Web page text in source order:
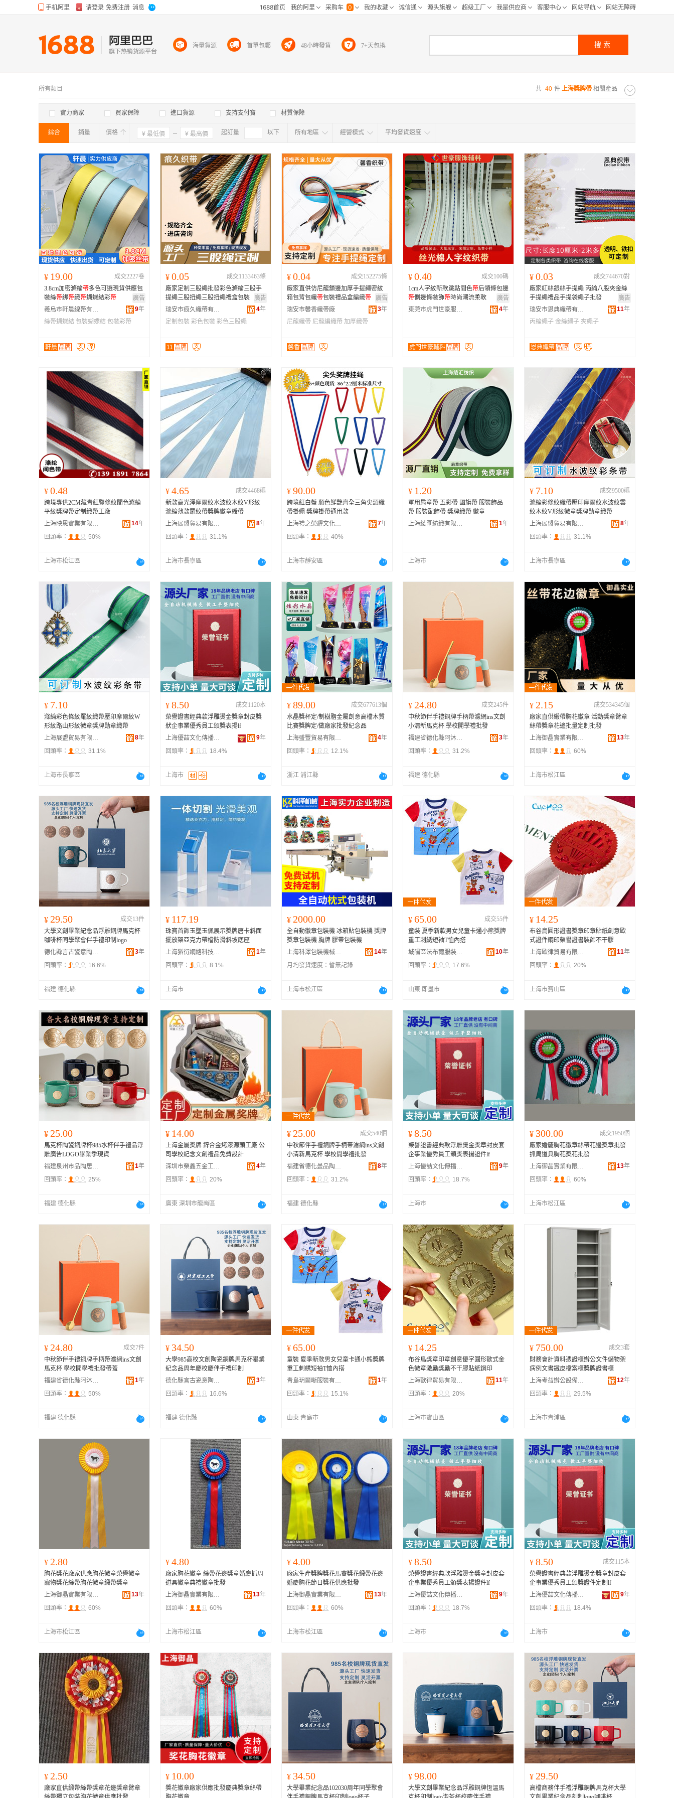
共 40 件 上海獎牌帶 相關產品
所有類目
實力商家 買家保障 進口貨源 支持支付寶 材質保障
綜合 銷量 價格 確定 起訂量 以下
確定 所有地區
所有地区 采购距离:
江浙沪 华中区 华北区
海外 北京 天津 重庆
广东 浙江 山东 河北
福建 安徽 广西
山西 海南 吉林 黑龙江
青海
贵州 西藏 澳门 台湾
經營模式 平均發貨速度
¥ 19.00
成交2227卷
3.8cm加密滌綸帶多色可選現貨供應包
裝絲帶綁帶織帶蝴蝶結彩帶
廣告
義烏市軒晨線帶有限公司
9年
絲帶蝴蝶結 包裝蝴蝶結 包裝彩帶
軒晨 品牌
¥ 0.05
成交1133463條
廠家定制三股繩批發彩色滌綸三股手
提繩三股扭繩三股扭繩禮盒包裝
廣告
瑞安市痕久織帶有限公司
4年
定制包裝 彩色包裝 彩色三股繩
11 品牌
¥ 0.04
成交152275條
廠家直供仿尼龍鎖邊加厚手提繩密紋
箱包背包織帶包裝禮品盒編織帶
廣告
瑞安市馨香織帶廠
3年
尼龍織帶 尼龍編織帶 加厚織帶
馨香 品牌
¥ 0.40
成交100碼
1cm人字紋新款跳點間色帶后領條包邊
帶側邊條裝飾帶時尚潮流柔軟
廣告
東莞市虎門世豪服裝輔料商行
4年
虎門世豪輔料 品牌
¥ 0.03
成交744670對
廠家紅絲銀絲手提繩 丙綸八股夾金絲
手提繩禮品手提袋繩子批發
廣告
瑞安市恩典織帶有限公司
11年
丙綸繩子 金絲繩子 夾繩子
恩典織帶 品牌
¥ 0.48
跨境專供2CM藏青紅豎條紋間色滌綸
平紋獎牌帶定制織帶工廠
上海映恩實業有限公司
14年
回頭率：
50%
上海市松江區
¥ 4.65
成交4468碼
新款高光澤摩爾紋水波紋木紋V形紋
滌綸薄款羅紋帶獎牌徽章綬帶
上海展盟貿易有限公司
8年
回頭率：
31.1%
上海市長寧區
¥ 90.00
跨境紅白藍 顏色鮮艷齊全三角尖頭織
帶掛繩 獎牌掛帶通用款
上海禮之榮耀文化創意有限公司
7年
回頭率：
40%
上海市靜安區
¥ 1.20
軍用肩章帶 五彩帶 國旗帶 服裝飾品
帶 服裝配飾帶 獎牌織帶 徽章
上海綾匯紡織有限公司
1年
上海市
¥ 7.10
成交9500碼
滌綸彩條紋織帶壓印摩爾紋水波紋雲
紋木紋V形紋徽章獎牌勛章織帶
上海展盟貿易有限公司
8年
回頭率：
31.1%
上海市長寧區
¥ 7.10
滌綸彩色條紋羅紋織帶壓印摩爾紋W
形紋路山形紋徽章獎牌勛章織帶
上海展盟貿易有限公司
8年
回頭率：
31.1%
上海市長寧區
¥ 8.50
成交1120本
榮譽證書經典款浮雕燙金獎章封皮獎
狀企事業優秀員工頒獎表揚lf
上海優喆文化傳播有限公司
9年
回頭率：
18.4%
上海市
¥ 89.00
成交677613個
水晶獎杯定/制樹脂金屬創意高檔木質
比賽獎牌定/做廠家批發紀念品
上海盛豐貿易有限公司
4年
回頭率：
12.1%
浙江 浦江縣
¥ 24.80
成交245件
中秋節伴手禮銅牌手柄帶濾網ins文創
小清新馬克杯 學校開學禮批發
福建省德化縣阿沐陶瓷有限公司
3年
回頭率：
31.2%
福建 德化縣
¥ 2.15
成交534345個
廠家直供緞帶胸花徽章 活動獎章臂章
絲帶獎章花邊批量定制批發
上海御晶實業有限公司
13年
回頭率：
60%
上海市松江區
¥ 29.50
成交13件
大學文創畢業紀念品浮雕銅牌馬克杯
咖啡杯同學聚會伴手禮印制logo
德化縣言古瓷意陶瓷廠
3年
回頭率：
16.6%
福建 德化縣
¥ 117.19
珠寶首飾玉墜玉佩展示獎牌唐卡斜面
擺放架亞克力帶檔防滑斜坡底座
上海猶衍網絡科技有限公司
1年
回頭率：
8.1%
上海市
¥ 2000.00
全自動徽章包裝機 冰箱貼包裝機 獎牌
獎章包裝機 胸牌 膠帶包裝機
上海科澤包裝機械有限公司
14年
月均發貨速度： 暫無記錄
上海市松江區
¥ 65.00
成交55件
童裝 夏季新款男女兒童卡通小熊獎牌
重工刺綉短袖T恤內搭
城陽區法布爾服裝設計工作室
10年
回頭率：
17.6%
山東 即墨市
¥ 14.25
布谷鳥圓形證書獎章印章貼紙創意歐
式證件鋼印榮譽證書裝飾不干膠
上海歐律貿易有限公司
11年
回頭率：
20%
上海市寶山區
¥ 25.00
馬克杯陶瓷銅牌杯985水杯伴手禮品浮
雕廣告LOGO畢業季現貨
福建泉州市品陶居陶瓷有限公司
1年
回頭率：
25%
福建 德化縣
¥ 14.00
上海金屬獎牌 鋅合金烤漆源頭工廠 公
司學校紀念文創禮品免費設計
深圳市榮鑫五金工藝品有限公司
4年
回頭率：
20%
廣東 深圳市龍崗區
¥ 25.00
成交540個
中秋節伴手禮銅牌手柄帶濾網ins文創
小清新馬克杯 學校開學禮批發
福建省德化曼品陶瓷有限公司
8年
回頭率：
31.2%
福建 德化縣
¥ 8.50
榮譽證書經典款浮雕燙金獎章封皮套
企事業優秀員工頒獎表揚證件lf
上海優喆文化傳播有限公司
9年
回頭率：
18.7%
上海市
¥ 300.00
成交1950個
廠家婚慶胸花徽章絲帶花邊獎章批發
抓周道具胸花獎花批發
上海御晶實業有限公司
13年
回頭率：
60%
上海市松江區
¥ 24.80
成交7件
中秋節伴手禮銅牌手柄帶濾網ins文創
馬克杯 學校開學禮批發帶蓋
福建省德化縣阿沐陶瓷有限公司
1年
回頭率：
50%
福建 德化縣
¥ 34.50
大學985高校文創陶瓷銅牌馬克杯畢業
紀念品周年慶校慶伴手禮印制
德化縣言古瓷意陶瓷廠
3年
回頭率：
16.6%
福建 德化縣
¥ 65.00
童裝 夏季新款男女兒童卡通小熊獎牌
重工刺綉短袖T恤內搭
青島玥爾晰服裝有限公司
1年
回頭率：
15.1%
山東 青島市
¥ 14.25
布谷鳥獎章印章創意優字圓形歐式金
色徽章激勵獎勵不干膠貼紙鋼印
上海歐律貿易有限公司
11年
回頭率：
20%
上海市寶山區
¥ 750.00
成交3套
財務會計資料憑證櫃辦公文件儲物架
病例文書鐵皮檔案櫃獎牌證書櫃
上海考益辦公設備有限公司
12年
回頭率：
29.5%
上海市青浦區
¥ 2.80
胸花獎花廠家供應胸花徽章榮譽徽章
寵物獎花絲帶胸花徽章緞帶獎章
上海御晶實業有限公司
13年
回頭率：
60%
上海市松江區
¥ 4.80
廠家胸花徽章 絲帶花邊獎章婚慶抓周
道具徽章典禮徽章批發
上海御晶實業有限公司
13年
回頭率：
60%
上海市松江區
¥ 4.00
廠家生產獎牌獎花馬賽獎花緞帶花邊
婚慶胸花節日獎花供應批發
上海御晶實業有限公司
13年
回頭率：
60%
上海市松江區
¥ 8.50
榮譽證書經典款浮雕燙金獎章封皮套
企事業優秀員工頒獎表揚證件lf
上海優喆文化傳播有限公司
9年
回頭率：
18.7%
上海市
¥ 8.50
成交115本
榮譽證書經典款浮雕燙金獎章封皮套
企事業優秀員工頒獎證件定制lf
上海優喆文化傳播有限公司
9年
回頭率：
18.4%
上海市
¥ 2.50
廠家直供緞帶絲帶獎章花邊獎章臂章
¥ 10.00
獎花徽章廠家供應批發慶典獎章絲帶
¥ 34.50
大學畢業紀念品102030周年同學聚會
¥ 98.00
大學文創畢業紀念品浮雕銅牌恆溫馬
¥ 29.50
高檔商務伴手禮浮雕銅牌馬克杯大學
海量貨源 首單包郵 48小時發貨 7+天包換 搜索